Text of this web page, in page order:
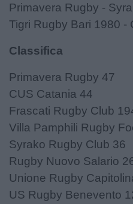
Primavera Rugby -
Tigri Rugby Bari 1980 -
Classifica
Primavera Rugby 47
CUS Catania 44
Frascati Rugby Club
Villa Pamphili Rugby
Syrako Rugby Club 36
Rugby Nuovo Salario
Unione Rugby
US Rugby Benevento